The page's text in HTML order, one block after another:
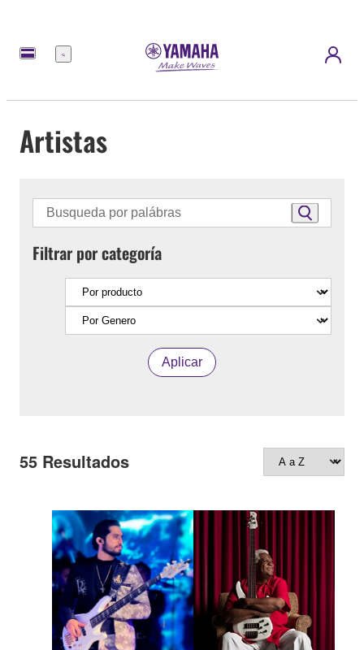
Menú
Artistas
Filtrar por categoría
Aplicar
55 Resultados